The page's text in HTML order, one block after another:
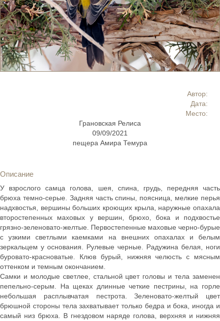
Автор:
Дата:
Место:
Грановская Релиса
09/09/2021
пещера Амира Темура
Описание
У взрослого самца голова, шея, спина, грудь, передняя часть
брюха темно-серые. Задняя часть спины, поясница, мелкие перья
надхвостья, вершины больших кроющих крыла, наружные опахала
второстепенных маховых у вершин, брюхо, бока и подхвостье
грязно-зеленовато-желтые. Первостепенные маховые черно-бурые
с узкими светлыми каемками на внешних опахалах и белым
зеркальцем у основания. Рулевые черные. Радужина белая, ноги
буровато-красноватые. Клюв бурый, нижняя челюсть с мясным
оттенком и темным окончанием.
Самки и молодые светлее, стальной цвет головы и тела заменен
пепельно-серым. На щеках длинные четкие пестрины, на горле
небольшая расплывчатая пестрота. Зеленовато-желтый цвет
брюшной стороны тела захватывает только бедра и бока, иногда и
самый низ брюха. В гнездовом наряде голова, верхняя и нижняя